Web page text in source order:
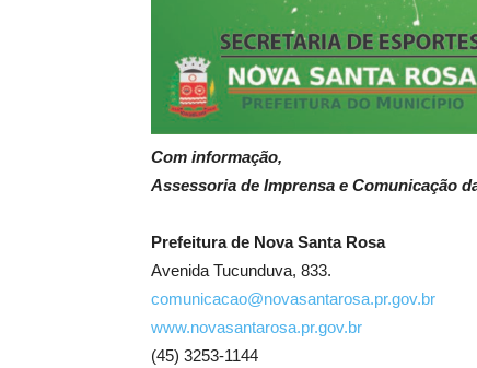
Com informação,
Assessoria de Imprensa e Comunicação
Prefeitura de Nova Santa Rosa
Avenida Tucunduva, 833.
comunicacao@novasantarosa.pr.gov.br
www.novasantarosa.pr.gov.br
(45) 3253-1144